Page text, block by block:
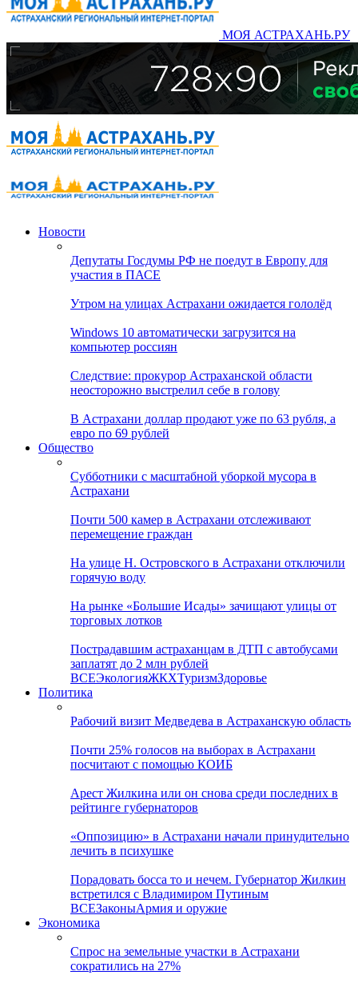
МОЯ АСТРАХАНЬ.РУ
Новости
Депутаты Госдумы РФ не поедут в Европу для
участия в ПАСЕ
Утром на улицах Астрахани ожидается гололёд
Windows 10 автоматически загрузится на
компьютер россиян
Следствие: прокурор Астраханской области
неосторожно выстрелил себе в голову
В Астрахани доллар продают уже по 63 рубля, а
евро по 69 рублей
Общество
Субботники с масштабной уборкой мусора в
Астрахани
Почти 500 камер в Астрахани отслеживают
перемещение граждан
На улице Н. Островского в Астрахани отключили
горячую воду
На рынке «Большие Исады» зачищают улицы от
торговых лотков
Пострадавшим астраханцам в ДТП с автобусами
заплатят до 2 млн рублей
ВСЕЭкологияЖКХТуризмЗдоровье
Политика
Рабочий визит Медведева в Астраханскую область
Почти 25% голосов на выборах в Астрахани
посчитают с помощью КОИБ
Арест Жилкина или он снова среди последних в
рейтинге губернаторов
«Оппозицию» в Астрахани начали принудительно
лечить в психушке
Порадовать босса то и нечем. Губернатор Жилкин
встретился с Владимиром Путиным
ВСЕЗаконыАрмия и оружие
Экономика
Спрос на земельные участки в Астрахани
сократились на 27%